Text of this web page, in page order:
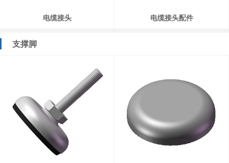
电缆接头 电缆接头配件
支撑脚